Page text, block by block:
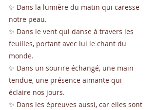
✨ Dans la lumière du matin qui caresse
notre peau.
✨ Dans le vent qui danse à travers les
feuilles, portant avec lui le chant du
monde.
✨ Dans un sourire échangé, une main
tendue, une présence aimante qui
éclaire nos jours.
✨ Dans les épreuves aussi, car elles sont